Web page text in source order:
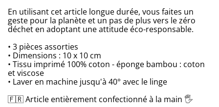
En utilisant cet article longue durée, vous faites un
geste pour la planète et un pas de plus vers le zéro
déchet en adoptant une attitude éco-responsable.
• 3 pièces assorties
• Dimensions : 10 x 10 cm
• Tissu imprimé 100% coton - éponge bambou : coton
et viscose
• Laver en machine jusqu'à 40° avec le linge
🇫🇷 Article entièrement confectionné à la main 🖐